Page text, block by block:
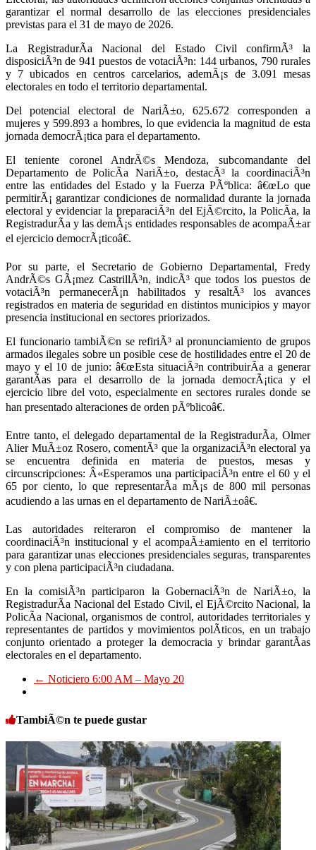
garantizar el normal desarrollo de las elecciones presidenciales
previstas para el 31 de mayo de 2026.
La RegistradurÃ­a Nacional del Estado Civil confirmÃ³ la
disposiciÃ³n de 941 puestos de votaciÃ³n: 144 urbanos, 790 rurales
y 7 ubicados en centros carcelarios, ademÃ¡s de 3.091 mesas
electorales en todo el territorio departamental.
Del potencial electoral de NariÃ±o, 625.672 corresponden a
mujeres y 599.893 a hombres, lo que evidencia la magnitud de esta
jornada democrÃ¡tica para el departamento.
El teniente coronel AndrÃ©s Mendoza, subcomandante del
Departamento de PolicÃ­a NariÃ±o, destacÃ³ la coordinaciÃ³n
entre las entidades del Estado y la Fuerza PÃºblica: â€œLo que
permitirÃ¡ garantizar condiciones de normalidad durante la jornada
electoral y evidenciar la preparaciÃ³n del EjÃ©rcito, la PolicÃ­a, la
RegistradurÃ­a y las demÃ¡s entidades responsables de acompaÃ±ar
el ejercicio democrÃ¡ticoâ€.
Por su parte, el Secretario de Gobierno Departamental, Fredy
AndrÃ©s GÃ¡mez CastrillÃ³n, indicÃ³ que todos los puestos de
votaciÃ³n permanecerÃ¡n habilitados y resaltÃ³ los avances
registrados en materia de seguridad en distintos municipios y mayor
presencia institucional en sectores priorizados.
El funcionario tambiÃ©n se refiriÃ³ al pronunciamiento de grupos
armados ilegales sobre un posible cese de hostilidades entre el 20 de
mayo y el 10 de junio: â€œEsta situaciÃ³n contribuirÃ­a a generar
garantÃ­as para el desarrollo de la jornada democrÃ¡tica y el
ejercicio libre del voto, especialmente en sectores rurales donde se
han presentado alteraciones de orden pÃºblicoâ€.
Entre tanto, el delegado departamental de la RegistradurÃ­a, Olmer
Alier MuÃ±oz Rosero, comentÃ³ que la organizaciÃ³n electoral ya
se encuentra definida en materia de puestos, mesas y
circunscripciones: Â«Esperamos una participaciÃ³n entre el 60 y el
65 por ciento, lo que representarÃ­a mÃ¡s de 800 mil personas
acudiendo a las urnas en el departamento de NariÃ±oâ€.
Las autoridades reiteraron el compromiso de mantener la
coordinaciÃ³n institucional y el acompaÃ±amiento en el territorio
para garantizar unas elecciones presidenciales seguras, transparentes
y con plena participaciÃ³n ciudadana.
En la comisiÃ³n participaron la GobernaciÃ³n de NariÃ±o, la
RegistradurÃ­a Nacional del Estado Civil, el EjÃ©rcito Nacional, la
PolicÃ­a Nacional, organismos de control, autoridades territoriales y
representantes de partidos y movimientos polÃ­ticos, en un trabajo
conjunto orientado a proteger la democracia y brindar garantÃ­as
electorales en el departamento.
← Noticiero 6:00 AM – Mayo 20
TambiÃ©n te puede gustar